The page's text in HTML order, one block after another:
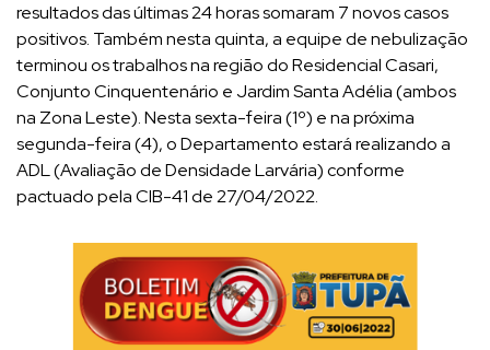
resultados das últimas 24 horas somaram 7 novos casos
positivos. Também nesta quinta, a equipe de nebulização
terminou os trabalhos na região do Residencial Casari,
Conjunto Cinquentenário e Jardim Santa Adélia (ambos
na Zona Leste). Nesta sexta-feira (1º) e na próxima
segunda-feira (4), o Departamento estará realizando a
ADL (Avaliação de Densidade Larvária) conforme
pactuado pela CIB-41 de 27/04/2022.